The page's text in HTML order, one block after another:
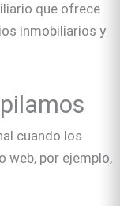
que ofrece
inmobiliarios y
cuando los
por ejemplo,